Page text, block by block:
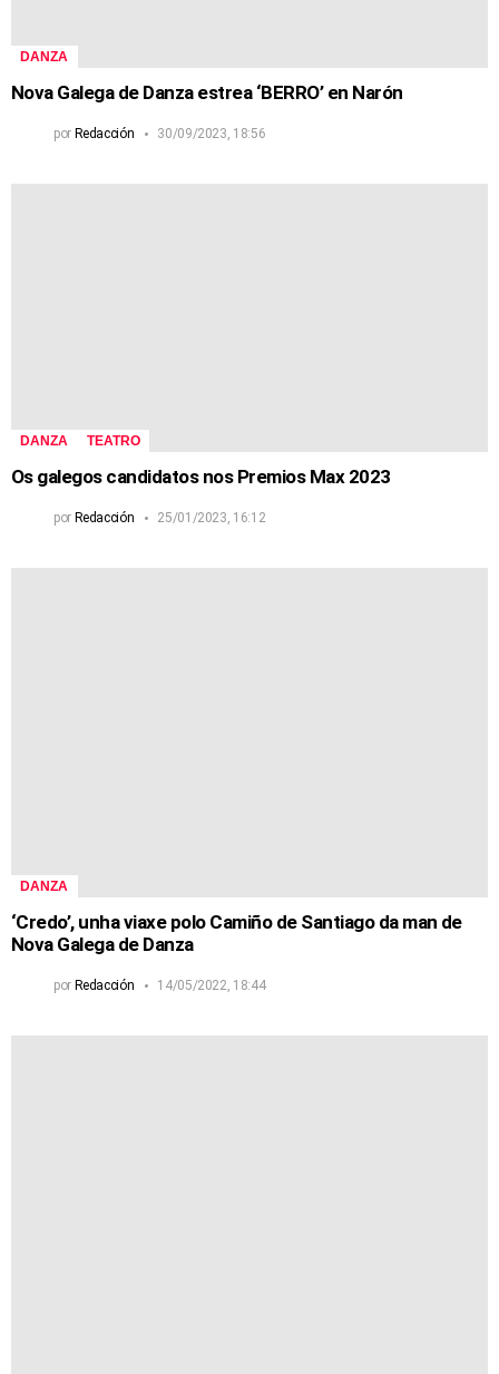
DANZA
Nova Galega de Danza estrea ‘BERRO’ en Narón
por Redacción 30/09/2023, 18:56
DANZA TEATRO
Os galegos candidatos nos Premios Max 2023
por Redacción 25/01/2023, 16:12
DANZA
‘Credo’, unha viaxe polo Camiño de Santiago da man de
Nova Galega de Danza
por Redacción 14/05/2022, 18:44